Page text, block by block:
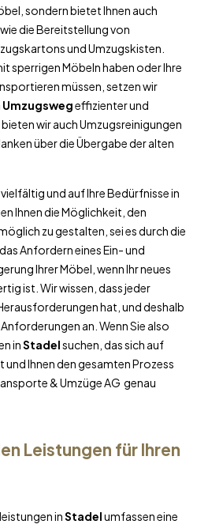
sondern bietet Ihnen auch
die Bereitstellung von
und Umzugskisten.
sperrigen Möbeln haben oder Ihre
müssen, setzen wir
Umzugswegeffizienter und
wir auch Umzugsreinigungen
über die Übergabe der alten
und auf Ihre Bedürfnisse in
Ihnen die Möglichkeit, den
zu gestalten, sei es durch die
Anfordern eines Ein- und
Ihrer Möbel, wenn Ihr neues
ist. Wir wissen, dass jeder
hat, und deshalb
an. Wenn Sie also
inStadelsuchen, das sich auf
und Ihnen den gesamten Prozess
& Umzüge AG genau
Leistungen für Ihren
inStadelumfassen eine